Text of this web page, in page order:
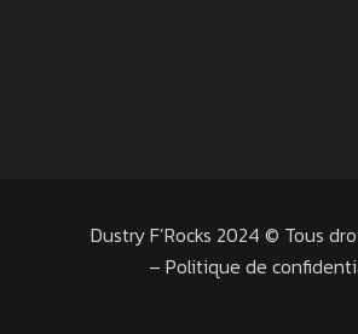
Dustry F’Rocks 2024 © Tous
– Politique de